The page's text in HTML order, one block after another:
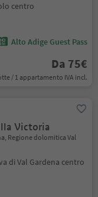
centro
Alto Adige Guest Pass
Da 75€
/ 1 appartamento IVA incl.
Victoria
Regione dolomitica Val
di Val Gardena centro